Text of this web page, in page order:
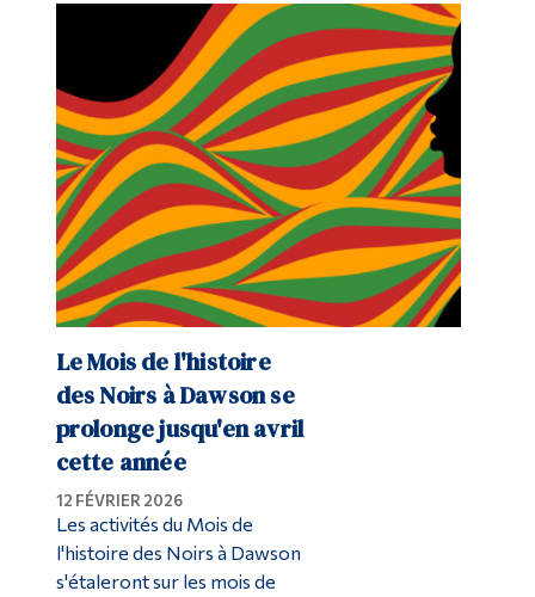
Le Mois de l'histoire
des Noirs à Dawson se
prolonge jusqu'en avril
cette année
12 FÉVRIER 2026
Les activités du Mois de
l'histoire des Noirs à Dawson
s'étaleront sur les mois de